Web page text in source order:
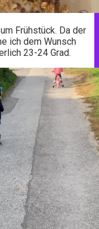
Frühstück. Da der
ich dem Wunsch
23-24 Grad.